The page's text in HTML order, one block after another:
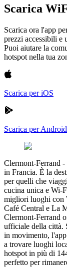
Scarica
Scarica ora l'app
prezzi accessibili e
Puoi aiutare la
hotspot nella tua
Scarica per iOS
Scarica per Android
Clermont-Ferrand -
in Francia. È la
per quelli che
cucina unica e Wi-
migliori luoghi con
Café Central e La
Clermont-Ferrand
ufficiale della città.
in movimento,
a trovare luoghi
hotspot in più di
perfetto per